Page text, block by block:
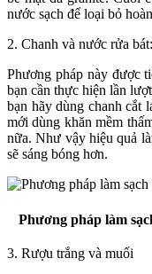
nước sạch để loại bỏ
2. Chanh và nước rửa bát:
Phương pháp này được
bạn cần thực hiện lần
bạn hãy dùng chanh cắt
mới dùng khăn mềm
nữa. Như vậy hiệu quả
sẽ sáng bóng hơn.
Phương pháp làm
3. Rượu trắng và muối